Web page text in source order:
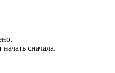
начать сначала.